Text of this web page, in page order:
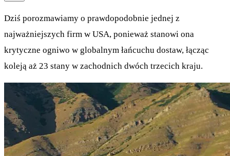
Dziś porozmawiamy o prawdopodobnie jednej z
najważniejszych firm w USA, ponieważ stanowi ona
krytyczne ogniwo w globalnym łańcuchu dostaw, łącząc
koleją aż 23 stany w zachodnich dwóch trzecich kraju.